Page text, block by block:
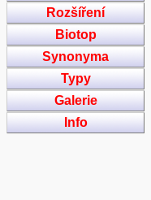
Rozšíření
Biotop
Synonyma
Typy
Galerie
Info